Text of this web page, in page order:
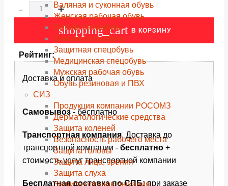
Валяная и суконная обувь
Женская рабочая обувь
Летняя спецобувь
Зимняя спецобувь
Защитная спецобувь
Медицинская спецобувь
Мужская рабочая обувь
Обувь резиновая и ПВХ
СИЗ
Продукция компании РОСОМЗ
Дерматологические средства
Защита коленей
Безопасность рабочего места
Защита головы
Защита лица, зрения
Защита слуха
Защита органов дыхания
- +
shopping_cart В КОРЗИНУ
Рейтинг:
Доставка и оплата
Самовывоз- бесплатно
Транспортная компания. Доставка до
транспортной компании - бесплатно +
стоимость услуг транспортной компании
Бесплатная доставка по СПБ:при заказе